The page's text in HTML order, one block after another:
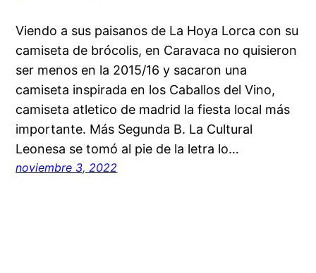
Viendo a sus paisanos de La Hoya Lorca con su
camiseta de brócolis, en Caravaca no quisieron
ser menos en la 2015/16 y sacaron una
camiseta inspirada en los Caballos del Vino,
camiseta atletico de madrid la fiesta local más
importante. Más Segunda B. La Cultural
Leonesa se tomó al pie de la letra lo…
noviembre 3, 2022